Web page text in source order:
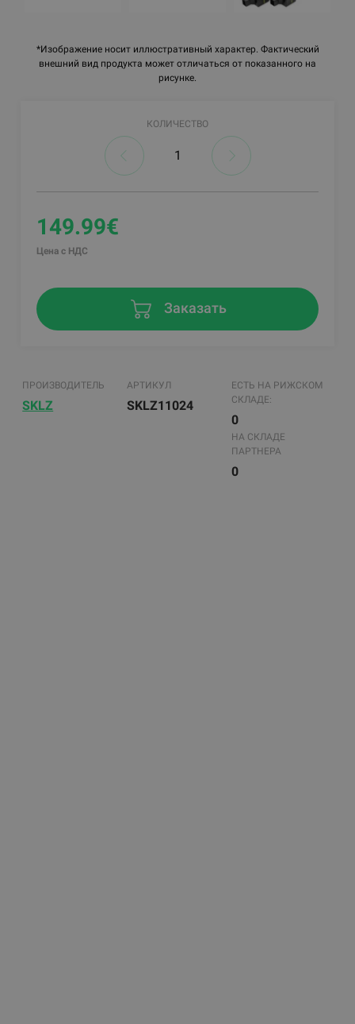
*Изображение носит иллюстративный характер. Фактический
внешний вид продукта может отличаться от показанного на
рисунке.
КОЛИЧЕСТВО
149.99€
Цена с НДС
Заказать
ПРОИЗВОДИТЕЛЬ
SKLZ
АРТИКУЛ
SKLZ11024
ЕСТЬ НА РИЖСКОМ
СКЛАДЕ:
0
НА СКЛАДЕ
ПАРТНЕРА
0